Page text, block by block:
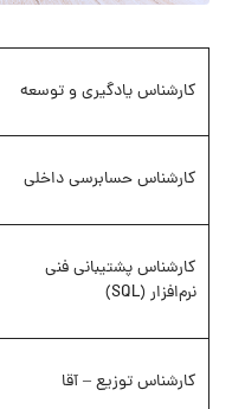
کارشناس یادگیری و توسعه
کارشناس حسابرسی داخلی
کارشناس پشتیبانی فنی
نرم‌افزار (SQL)
کارشناس توزیع – آقا